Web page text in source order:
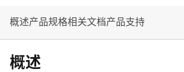
概述产品规格相关文档产品支持
概述